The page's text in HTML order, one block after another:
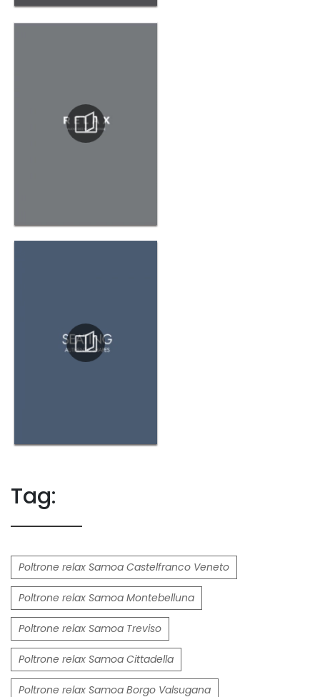
Tag:
Poltrone relax Samoa Castelfranco Veneto
Poltrone relax Samoa Montebelluna
Poltrone relax Samoa Treviso
Poltrone relax Samoa Cittadella
Poltrone relax Samoa Borgo Valsugana